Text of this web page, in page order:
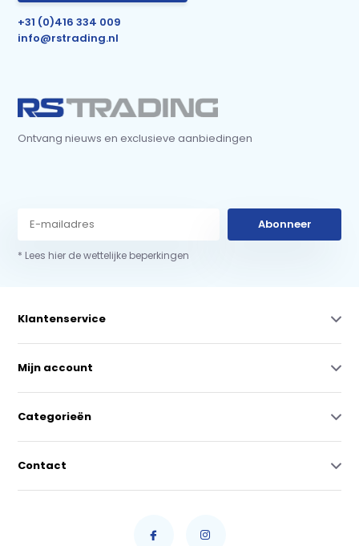
+31 (0)416 334 009
info@rstrading.nl
Ontvang nieuws en exclusieve aanbiedingen
Abonneer
* Lees hier de wettelijke beperkingen
Klantenservice
Mijn account
Categorieën
Contact